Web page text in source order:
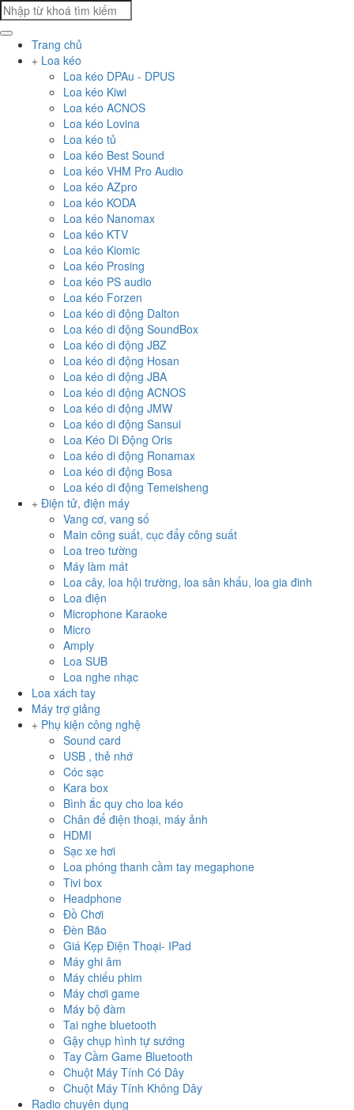
Trang chủ
Loa kéo
Loa kéo DPAu - DPUS
Loa kéo Kiwi
Loa kéo ACNOS
Loa kéo Lovina
Loa kéo tủ
Loa kéo Best Sound
Loa kéo VHM Pro Audio
Loa kéo AZpro
Loa kéo KODA
Loa kéo Nanomax
Loa kéo KTV
Loa kéo Kiomic
Loa kéo Prosing
Loa kéo PS audio
Loa kéo Forzen
Loa kéo di động Dalton
Loa kéo di động SoundBox
Loa kéo di động JBZ
Loa kéo di động Hosan
Loa kéo di động JBA
Loa kéo di động ACNOS
Loa kéo di động JMW
Loa kéo di động Sansui
Loa Kéo Di Động Oris
Loa kéo di động Ronamax
Loa kéo di động Bosa
Loa kéo di động Temeisheng
Điện tử, điện máy
Vang cơ, vang số
Main công suất, cục đẩy công suất
Loa treo tường
Máy làm mát
Loa cây, loa hội trường, loa sân khấu, loa gia đinh
Loa điện
Microphone Karaoke
Micro
Amply
Loa SUB
Loa nghe nhạc
Loa xách tay
Máy trợ giảng
Phụ kiện công nghệ
Sound card
USB , thẻ nhớ
Cóc sạc
Kara box
Bình ắc quy cho loa kéo
Chân để điện thoại, máy ảnh
HDMI
Sạc xe hơi
Loa phóng thanh cầm tay megaphone
Tivi box
Headphone
Đồ Chơi
Đèn Bão
Giá Kẹp Điện Thoại- IPad
Máy ghi âm
Máy chiếu phim
Máy chơi game
Máy bộ đàm
Tai nghe bluetooth
Gậy chụp hình tự sướng
Tay Cầm Game Bluetooth
Chuột Máy Tính Có Dây
Chuột Máy Tính Không Dây
Radio chuyên dụng